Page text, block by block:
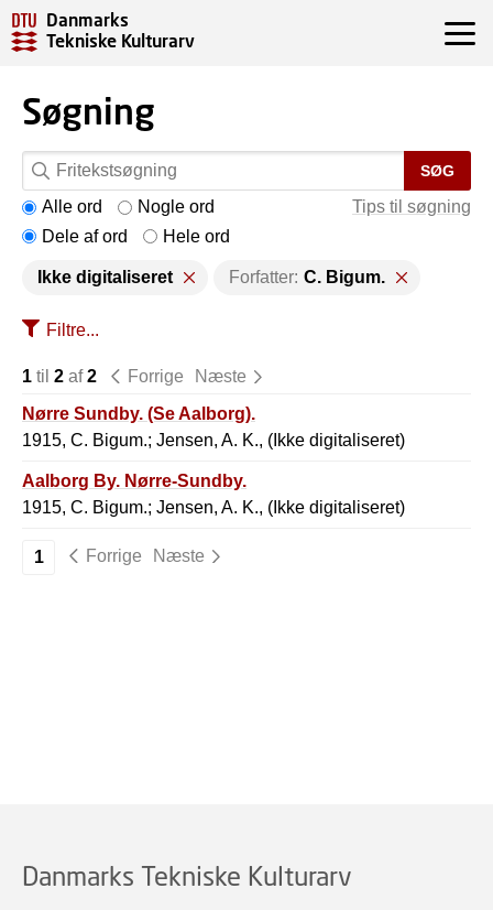
Danmarks
Tekniske Kulturarv
Søgning
SØG
Tips til søgning
Alle ord
Nogle ord
Dele af ord
Hele ord
Ikke digitaliseret Forfatter: C. Bigum.
Filtre...
1 til 2 af2 Forrige
Næste
Nørre Sundby. (Se Aalborg).
1915, C. Bigum.; Jensen, A. K., (Ikke digitaliseret)
Aalborg By. Nørre-Sundby.
1915, C. Bigum.; Jensen, A. K., (Ikke digitaliseret)
1 Forrige Næste
Danmarks Tekniske Kulturarv